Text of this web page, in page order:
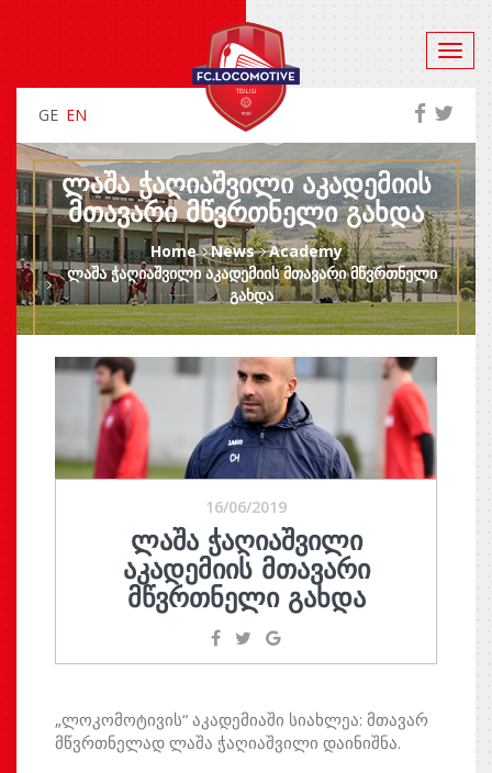
GE EN
ᲚᲐᲨᲐ ᲭᲐᲦᲘᲐᲨᲕᲘᲚᲘ ᲐᲙᲐᲓᲔᲛᲘᲘᲡ
ᲛᲗᲐᲕᲐᲠᲘ ᲛᲬᲕᲠᲗᲜᲔᲚᲘ ᲒᲐᲮᲓᲐ
Home News
Academy
ლაშა ჭაღიაშვილი აკადემიის მთავარი მწვრთნელი
გახდა
16/06/2019
ᲚᲐᲨᲐ ᲭᲐᲦᲘᲐᲨᲕᲘᲚᲘ
ᲐᲙᲐᲓᲔᲛᲘᲘᲡ ᲛᲗᲐᲕᲐᲠᲘ
ᲛᲬᲕᲠᲗᲜᲔᲚᲘ ᲒᲐᲮᲓᲐ
„ლოკომოტივის“ აკადემიაში სიახლეა: მთავარ
მწვრთნელად ლაშა ჭაღიაშვილი დაინიშნა.